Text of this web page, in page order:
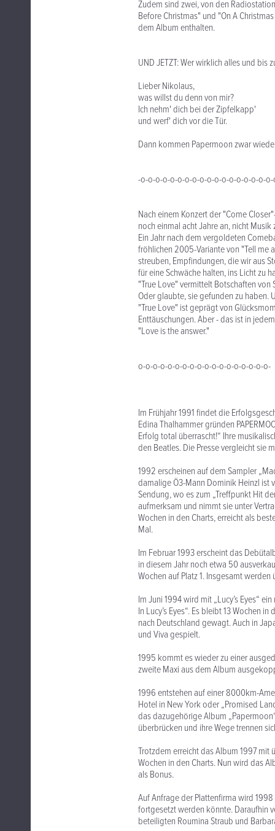
Zudem sind zwei, von den
Before Christmas" und "On A
dem Album enthalten.
UND JETZT: Wer wirklich alles und
Lieber Nikolaus,
was willst du denn von mir?
Ich nehm' dich bei der Zipfelkapp'
und werf' dich vor die Tür.
Dann kommen Papermoon zwar
-o-o-o-o-o-o-o-o-o-o-o-o-o-o-o-o-o-
Nach einem Konzert der "Come
noch einmal acht Jahre an, nicht Musik
Ein Jahr nach dem vergoldeten
fröhlichen 2005-Variante von "Tell me
streuben, Empfindungen, die wir aus
für eine Schwäche halten, ins Licht zu
"True Love" vermittelt Botschaften
Oder glaubte, sie gefunden zu haben.
"True Love" ist geprägt von
Enttäuschungen. Aber - das ist in
"Love is the answer."
o-o-o-o-o-o-o-o-o-o-o-o-o-o-o-o-o-o-
Im Frühjahr 1991 findet die
Edina Thalhammer gründen
Erfolg total überrascht!“ Ihre
den Beatles. Die Presse vergleicht sie
1992 erscheinen auf dem Sampler
damalige Ö3-Mann Dominik Heinzl ist
Sendung, wo es zum „Treffpunkt Hit
aufmerksam und nimmt sie unter
Wochen in den Charts, erreicht als
Mal.
Im Februar 1993 erscheint das
in diesem Jahr noch etwa 50
Wochen auf Platz 1. Insgesamt
Im Juni 1994 wird mit „Lucy’s Eyes“
In Lucy’s Eyes“. Es bleibt 13 Wochen
nach Deutschland gewagt. Auch in
und Viva gespielt.
1995 kommt es wieder zu einer
zweite Maxi aus dem Album
1996 entstehen auf einer 8000km-
Hotel in New York oder „Promised
das dazugehörige Album
überbrücken und ihre Wege trennen
Trotzdem erreicht das Album 1997
Wochen in den Charts. Nun wird das
als Bonus.
Auf Anfrage der Plattenfirma wird
fortgesetzt werden könnte. Daraufhin
beteiligten Roumina Straub und